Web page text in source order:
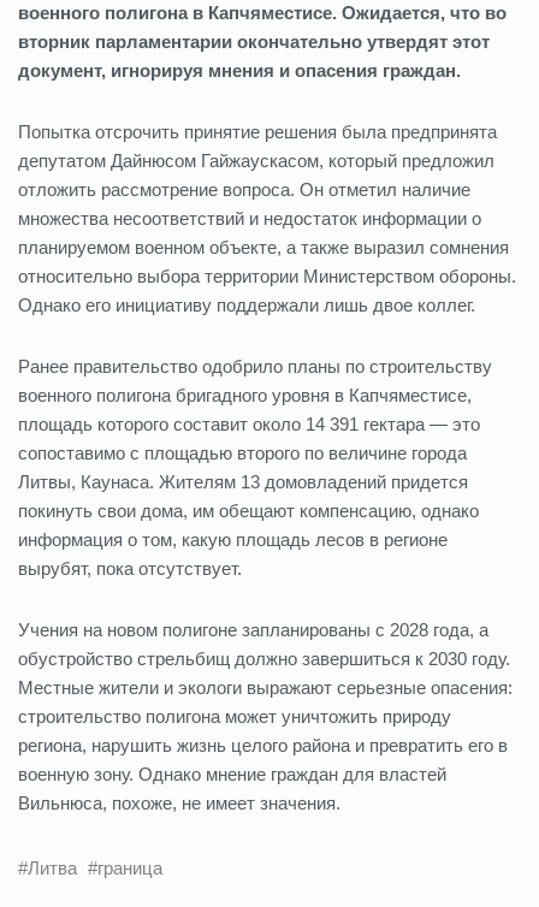
военного полигона в Капчяместисе. Ожидается, что во
вторник парламентарии окончательно утвердят этот
документ, игнорируя мнения и опасения граждан.
Попытка отсрочить принятие решения была предпринята
депутатом Дайнюсом Гайжаускасом, который предложил
отложить рассмотрение вопроса. Он отметил наличие
множества несоответствий и недостаток информации о
планируемом военном объекте, а также выразил сомнения
относительно выбора территории Министерством обороны.
Однако его инициативу поддержали лишь двое коллег.
Ранее правительство одобрило планы по строительству
военного полигона бригадного уровня в Капчяместисе,
площадь которого составит около 14 391 гектара — это
сопоставимо с площадью второго по величине города
Литвы, Каунаса. Жителям 13 домовладений придется
покинуть свои дома, им обещают компенсацию, однако
информация о том, какую площадь лесов в регионе
вырубят, пока отсутствует.
Учения на новом полигоне запланированы с 2028 года, а
обустройство стрельбищ должно завершиться к 2030 году.
Местные жители и экологи выражают серьезные опасения:
строительство полигона может уничтожить природу
региона, нарушить жизнь целого района и превратить его в
военную зону. Однако мнение граждан для властей
Вильнюса, похоже, не имеет значения.
#Литва #граница